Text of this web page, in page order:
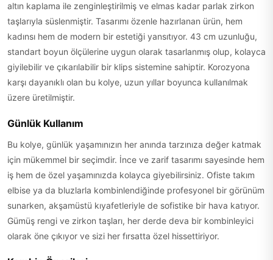
altın kaplama ile zenginleştirilmiş ve elmas kadar parlak zirkon
taşlarıyla süslenmiştir. Tasarımı özenle hazırlanan ürün, hem
kadınsı hem de modern bir estetiği yansıtıyor. 43 cm uzunluğu,
standart boyun ölçülerine uygun olarak tasarlanmış olup, kolayca
giyilebilir ve çıkarılabilir bir klips sistemine sahiptir. Korozyona
karşı dayanıklı olan bu kolye, uzun yıllar boyunca kullanılmak
üzere üretilmiştir.
Günlük Kullanım
Bu kolye, günlük yaşamınızın her anında tarzınıza değer katmak
için mükemmel bir seçimdir. İnce ve zarif tasarımı sayesinde hem
iş hem de özel yaşamınızda kolayca giyebilirsiniz. Ofiste takım
elbise ya da bluzlarla kombinlendiğinde profesyonel bir görünüm
sunarken, akşamüstü kıyafetleriyle de sofistike bir hava katıyor.
Gümüş rengi ve zirkon taşları, her derde deva bir kombinleyici
olarak öne çıkıyor ve sizi her fırsatta özel hissettiriyor.